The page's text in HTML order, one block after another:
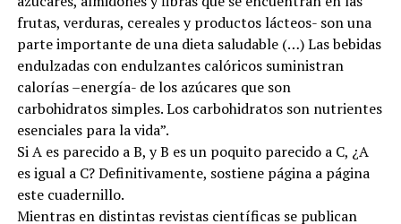
frutas, verduras, cereales y productos lácteos- son una
parte importante de una dieta saludable (…) Las bebidas
endulzadas con endulzantes calóricos suministran
calorías –energía- de los azúcares que son
carbohidratos simples. Los carbohidratos son nutrientes
esenciales para la vida”.
Si A es parecido a B, y B es un poquito parecido a C, ¿A
es igual a C? Definitivamente, sostiene página a página
este cuadernillo.
Mientras en distintas revistas científicas se publican